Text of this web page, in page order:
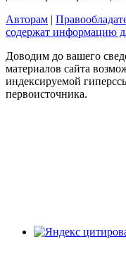
Авторам |
содержат информацию
Доводим до вашего
материалов сайта
индексируемой
первоисточника.